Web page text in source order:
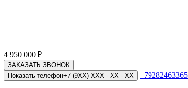
4 950 000 ₽
ЗАКАЗАТЬ ЗВОНОК
Показать телефон+7 (9XX) XXX - XX - XX +79282463365